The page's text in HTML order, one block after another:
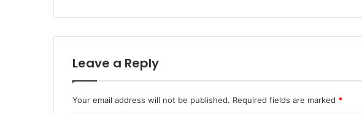
Leave a Reply
Your email address will not be published. Required fields are marked *